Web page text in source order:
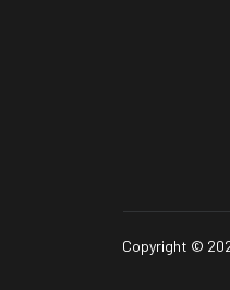
Copyright ©